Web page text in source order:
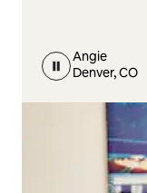
Angie
Denver, CO